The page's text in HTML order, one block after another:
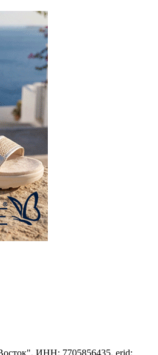
ИНН: 7705856435, erid: